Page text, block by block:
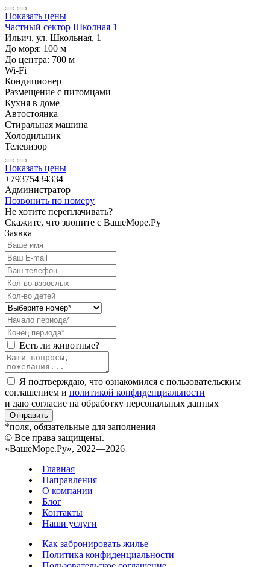
Показать цены
Частный сектор Школная 1
Ильич, ул. Школьная, 1
До моря: 100 м
До центра: 700 м
Wi-Fi
Кондиционер
Размещение с питомцами
Кухня в доме
Автостоянка
Стиральная машина
Холодильник
Телевизор
Показать цены
+79375434334
Администратор
Позвонить по номеру
Не хотите переплачивать?
Скажите, что звоните с ВашеМоре.Ру
Заявка
Есть ли животные?
Я подтверждаю, что ознакомился с пользовательским
соглашением и политикой конфиденциальности
и даю согласие на обработку персональных данных
Отправить
*поля, обязательные для заполнения
© Все права защищены.
«ВашеМоре.Ру», 2022—2026
Главная
Направления
О компании
Блог
Контакты
Наши услуги
Как забронировать жилье
Политика конфиденциальности